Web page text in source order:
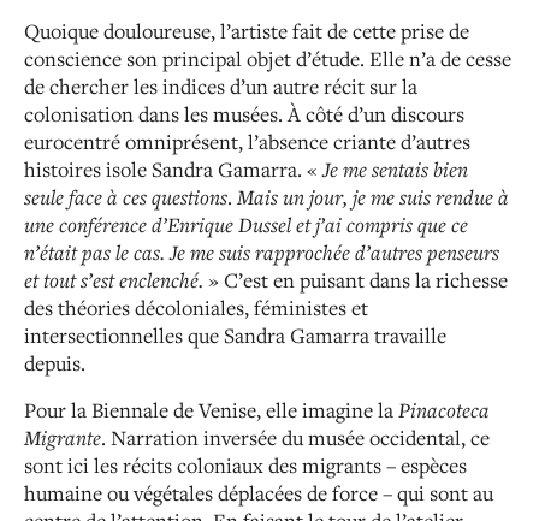
Quoique douloureuse, l’artiste fait de cette prise de
conscience son principal objet d’étude. Elle n’a de cesse
de chercher les indices d’un autre récit sur la
colonisation dans les musées. À côté d’un discours
eurocentré omniprésent, l’absence criante d’autres
histoires isole Sandra Gamarra. «Je mesentais bien
seule face à ces questions.Maisun jour, je me suis rendue à
une conférence d’Enrique Dussel et j’ai compris que ce
n’était pas le cas. Je me suis rapprochée d’autres penseurs
et tout s’est enclenché. » C’est en puisant dans la richesse
des théories décoloniales, féministes et
intersectionnelles que Sandra Gamarra travaille
depuis.
Pour la Biennale de Venise, elle imagine laPinacoteca
Migrante. Narration inversée du musée occidental, ce
sont ici les récits coloniaux des migrants – espèces
humaine ou végétales déplacées de force – qui sont au